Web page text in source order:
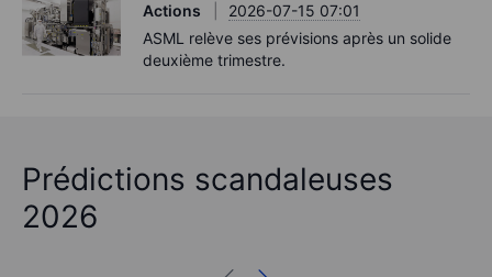
Actions
2026-07-15 07:01
ASML relève ses prévisions après un solide
deuxième trimestre.
Prédictions scandaleuses
2026